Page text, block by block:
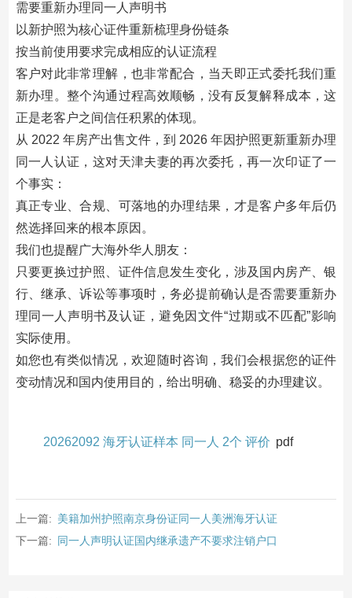
需要重新办理同一人声明书
以新护照为核心证件重新梳理身份链条
按当前使用要求完成相应的认证流程
客户对此非常理解，也非常配合，当天即正式委托我们重
新办理。整个沟通过程高效顺畅，没有反复解释成本，这
正是老客户之间信任积累的体现。
从 2022 年房产出售文件，到 2026 年因护照更新重新办理
同一人认证，这对天津夫妻的再次委托，再一次印证了一
个事实：
真正专业、合规、可落地的办理结果，才是客户多年后仍
然选择回来的根本原因。
我们也提醒广大海外华人朋友：
只要更换过护照、证件信息发生变化，涉及国内房产、银
行、继承、诉讼等事项时，务必提前确认是否需要重新办
理同一人声明书及认证，避免因文件“过期或不匹配”影响
实际使用。
如您也有类似情况，欢迎随时咨询，我们会根据您的证件
变动情况和国内使用目的，给出明确、稳妥的办理建议。
20262092 海牙认证样本 同一人 2个 评价 pdf
上一篇: 美籍加州护照南京身份证同一人美洲海牙认证
下一篇: 同一人声明认证国内继承遗产不要求注销户口